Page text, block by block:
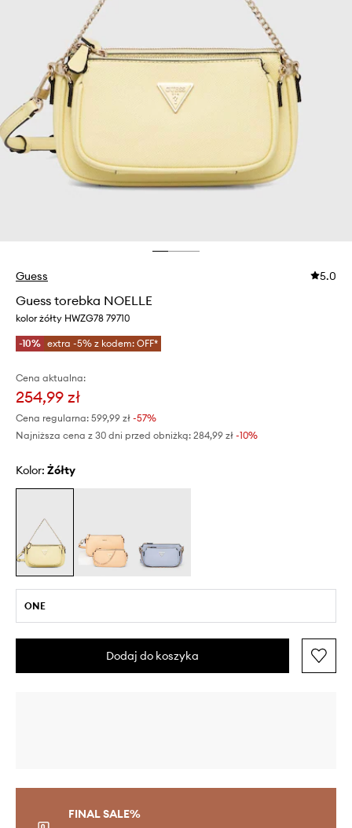
Guess 5.0
Guess torebka NOELLE
kolor żółty HWZG78 79710
-10% extra -5% z kodem: OFF*
Cena aktualna:
254,99 zł
Cena regularna: 599,99 zł -57%
Najniższa cena z 30 dni przed obniżką: 284,99 zł -10%
Kolor: żółty
ONE
Dodaj do koszyka
FINAL SALE%